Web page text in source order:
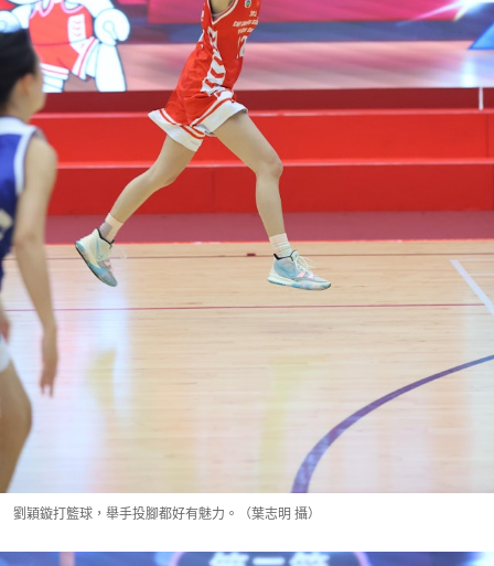
劉穎鏇打籃球，舉手投腳都好有魅力。（葉志明 攝）